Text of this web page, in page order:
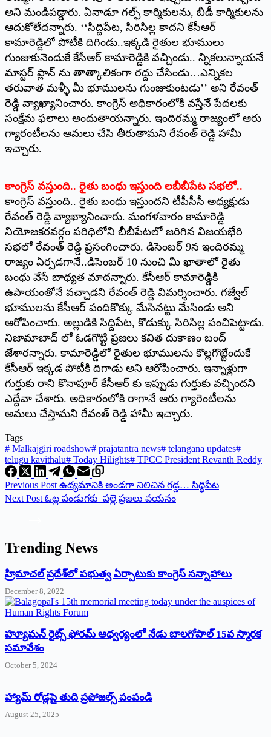
అని మండిపడ్డారు. ఏనాడూ గల్ఫ్ ‌కార్మికులను, బీడీ కార్మికులను
ఆదుకోలేదన్నారు. ‘‘సిద్దిపేట, సిరిసిల్ల కాదని కేసీఆర్‌
‌కామారెడ్డిలో పోటీకి దిగిండు..ఇక్కడి రైతుల భూములు
గుంజుకునెందుకే కేసీఆర్‌ ‌కామారెడ్డికి వచ్చిండు.. న్నికలున్నాయనే
మాస్టర్‌ ‌ప్లాన్‌ ‌ను తాత్కాలికంగా రద్దు చేసిండు…ఎన్నికల
తరువాత మళ్ళీ మీ భూములను గుంజుకుంటడు’’ అని రేవంత్‌
‌రెడ్డి వ్యాఖ్యానించారు. కాంగ్రెస్‌ అధికారంలోకి వస్తేనే పేదలకు
సంక్షేమ ఫలాలు అందుతాయన్నారు. ఇందిరమ్మ రాజ్యంలో ఆరు
గ్యారంటీలను అమలు చేసి తీరుతామని రేవంత్‌ ‌రెడ్డి హామీ
ఇచ్చారు.
కాంగ్రెస్‌ ‌వస్తుంది.. రైతు బంధు ఇస్తుంది లబీబీపేట సభలో..
కాంగ్రెస్‌ ‌వస్తుంది.. రైతు బంధు ఇస్తుందని టీపీసీసీ అధ్యక్షుడు
రేవంత్‌ ‌రెడ్డి వ్యాఖ్యానించారు. మంగళవారం కామారెడ్డి
నియోజకరవర్గం పరిధిలోని బీబీపేటలో జరిగిన విజయభేరి
సభలో రేవంత్‌ ‌రెడ్డి ప్రసంగించారు. డిసెంబర్‌ 9‌న ఇందిరమ్మ
రాజ్యం ఏర్పడగానే..డిసెంబర్‌ 10 ‌నుంచి మీ ఖాతాలో రైతు
బంధు వేసే బాధ్యత మాదన్నారు. కేసీఆర్‌ ‌కామారెడ్డికి
ఉపాయంతోనే వచ్చాడని రేవంత్‌ ‌రెడ్డి విమర్శించారు. గజ్వేల్‌
‌భూములను కేసీఆర్‌ ‌పందికొక్కు మేసినట్టు మేసిండు అని
ఆరోపించారు. అల్లుడికి సిద్దిపేట, కొడుక్కు సిరిసిల్ల పంచిపెట్టాడు.
నిజామాబాద్‌ ‌లో ఓడగొట్టి ప్రజలు కవిత దుకాణం బంద్‌
‌జేశారన్నారు. కామారెడ్డిలో రైతుల భూములను కొల్లగొట్టేందుకే
కేసీఆర్‌ ఇక్కడ పోటీకి దిగాడు అని ఆరోపించారు. ఇన్నాళ్లుగా
గుర్తుకు రాని కొనాపూర్‌ ‌కేసీఆర్‌ ‌కు ఇప్పుడు గుర్తుకు వచ్చిందని
ఎద్దేవా చేశారు. అధికారంలోకి రాగానే ఆరు గ్యారెంటీలను
అమలు చేస్తామని రేవంత్‌ ‌రెడ్డి హామీ ఇచ్చారు.
Tags
# Malkajgiri roadshow# prajatantra news# telangana updates#
telugu kavithalu# Today Hilights# TPCC President Revanth Reddy
Previous Post ఉద్యమానికి అండగా నిలిచిన గడ్డ… సిద్ధిపేట
Next Post ఓట్ల పండుగకు పల్లె ప్రజలు పయనం
Trending News
‌హ్రిమాచల్‌ ‌ప్రదేశ్‌లో పభుత్వ ఏర్పాటుకు కాంగ్రెస్‌ ‌సన్నాహాలు
December 8, 2022
హ్యూమన్‌ రైట్స్‌ ఫోరమ్‌ ఆధ్వర్యంలో నేడు బాలగోపాల్‌ 15వ స్మారక
సమావేశం
October 5, 2024
హ్యామ్‌ రోడ్లపై తుది ప్రపోజల్స్‌ పంపండి
August 25, 2025